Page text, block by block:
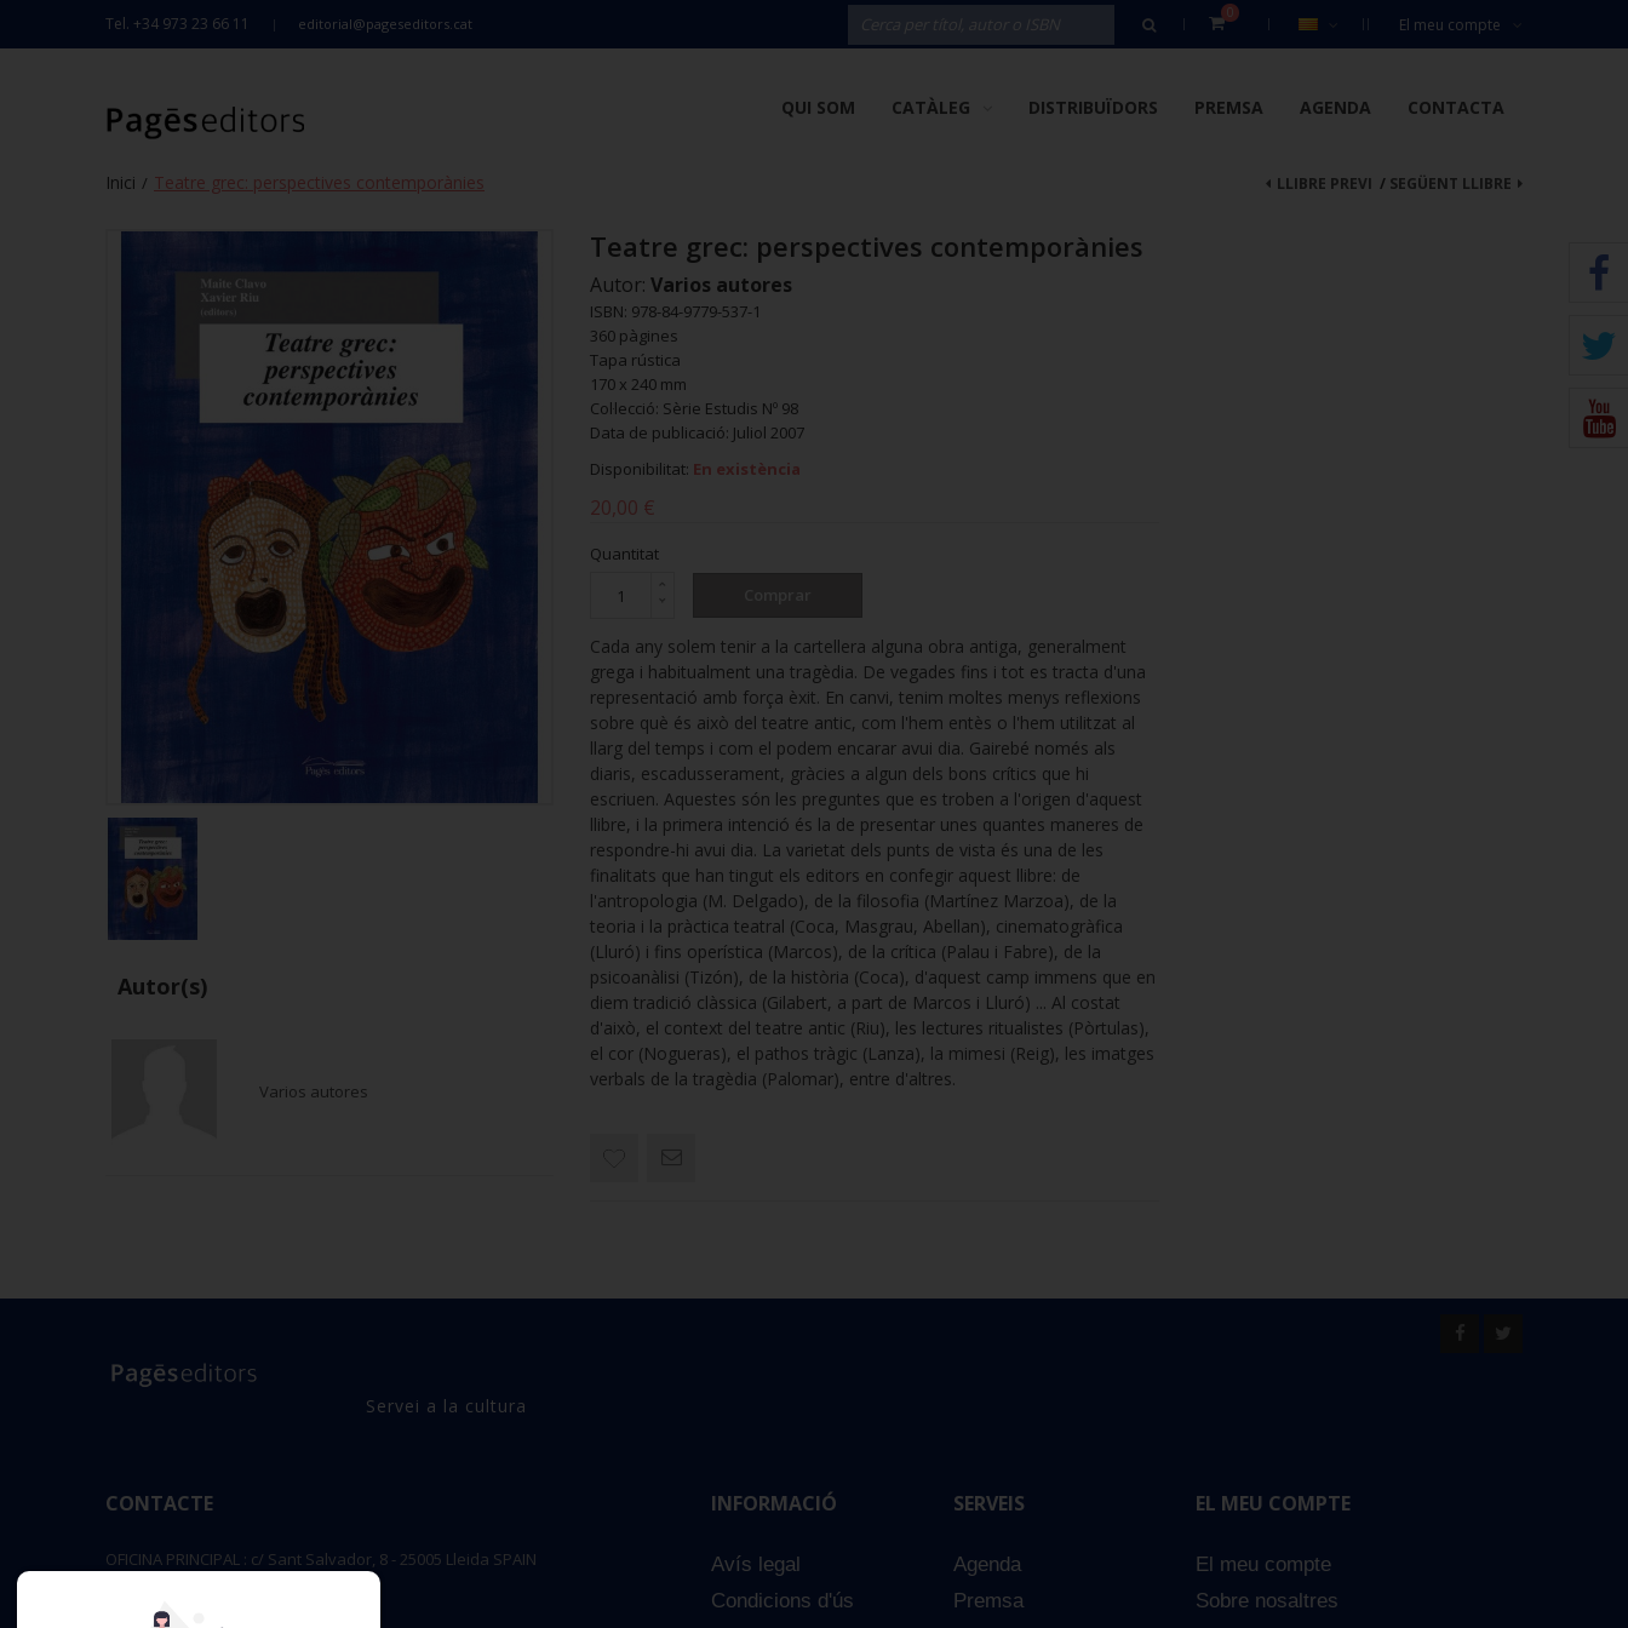
Tel. +34 973 23 66 11 editorial@pageseditors.cat El meu compte
0
QUI SOM CATÀLEG DISTRIBUÏDORS PREMSA AGENDA CONTACTA
Inici / Teatre grec: perspectives contemporànies SEGÜENT LLIBRE
LLIBRE PREVI /
Autor(s)
Varios autores
Teatre grec: perspectives contemporànies
Autor: Varios autores
ISBN: 978-84-9779-537-1
360 pàgines
Tapa rústica
170 x 240 mm
Col·lecció: Sèrie Estudis Nº 98
Data de publicació: Juliol 2007
Disponibilitat: En existència
20,00 €
Quantitat
Cada any solem tenir a la cartellera alguna obra antiga, generalment
grega i habitualment una tragèdia. De vegades fins i tot es tracta d'una
representació amb força èxit. En canvi, tenim moltes menys reflexions
sobre què és això del teatre antic, com l'hem entès o l'hem utilitzat al
llarg del temps i com el podem encarar avui dia. Gairebé només als
diaris, escadusserament, gràcies a algun dels bons crítics que hi
escriuen. Aquestes són les preguntes que es troben a l'origen d'aquest
llibre, i la primera intenció és la de presentar unes quantes maneres de
respondre-hi avui dia. La varietat dels punts de vista és una de les
finalitats que han tingut els editors en confegir aquest llibre: de
l'antropologia (M. Delgado), de la filosofia (Martínez Marzoa), de la
teoria i la pràctica teatral (Coca, Masgrau, Abellan), cinematogràfica
(Lluró) i fins operística (Marcos), de la crítica (Palau i Fabre), de la
psicoanàlisi (Tizón), de la història (Coca), d'aquest camp immens que en
diem tradició clàssica (Gilabert, a part de Marcos i Lluró) ... Al costat
d'això, el context del teatre antic (Riu), les lectures ritualistes (Pòrtulas),
el cor (Nogueras), el pathos tràgic (Lanza), la mimesi (Reig), les imatges
verbals de la tragèdia (Palomar), entre d'altres.
Servei a la cultura
CONTACTE
OFICINA PRINCIPAL : c/ Sant Salvador, 8 - 25005 Lleida SPAIN
editorial@pageseditors.cat
INFORMACIÓ
Avís legal
Condicions d'ús
SERVEIS
Agenda
Premsa
EL MEU COMPTE
El meu compte
Sobre nosaltres